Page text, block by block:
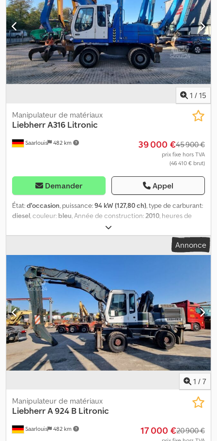
1 / 15
Saarlouis 482 km
Manipulateur de matériaux
LiebherrA316 Litronic
39 000 €45 900 €
prix fixe hors TVA
(46 410 € brut)
Demander Appel
État:d'occasion, puissance:94 kW (127,80 ch), type de carburant:
diesel , couleur: bleu , Année de construction: 2010 , heures de
, Liebherr A 316 Litronic Année de
construction : 2010 Heures de service : 14 781 h Puissance moteur
: 94 kW Système de lubrification centralisée 4 stabilisateurs
Caméra Dkodpfx Asydbg Espyor Climatisation Grappin polype
Cabine surélevable
Annonce
1 / 7
Saarlouis 482 km
Manipulateur de matériaux
LiebherrA 924 B Litronic
17 000 €20 900 €